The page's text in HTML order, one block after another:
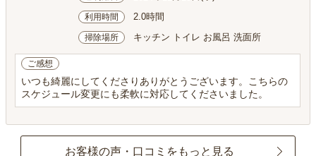
利用時間 2.0時間
掃除場所 キッチン トイレ お風呂 洗面所
ご感想
いつも綺麗にしてくださりありがとうございます。こちらの
スケジュール変更にも柔軟に対応してくださいました。
お客様の声・口コミをもっと見る